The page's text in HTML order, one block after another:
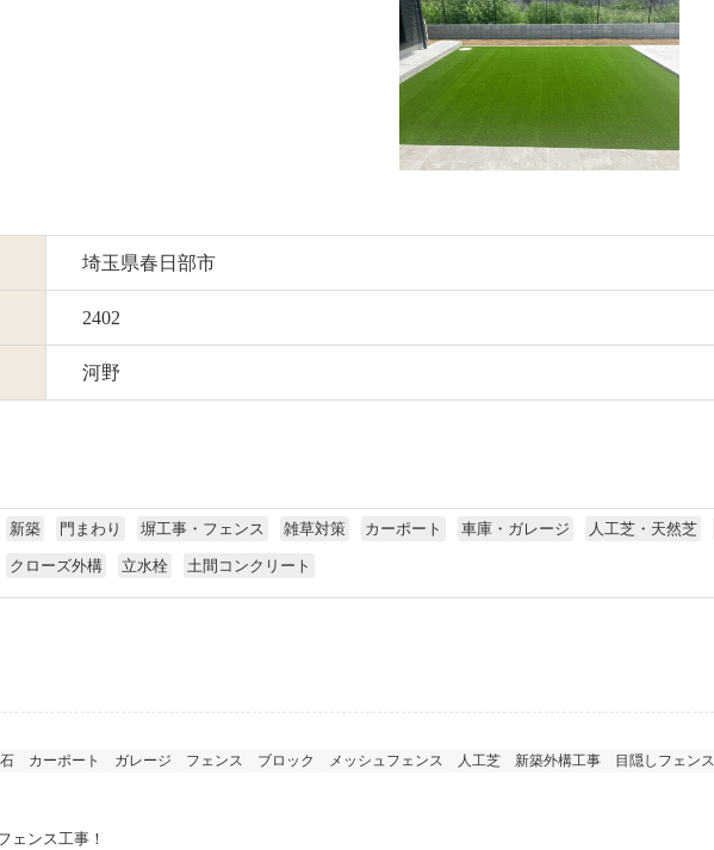
埼玉県春日部市
2402
河野
新築 門まわり 塀工事・フェンス 雑草対策 カーポート 車庫・ガレージ 人工芝・天然芝
クローズ外構 立水栓 土間コンクリート
カーポート ガレージ フェンス ブロック メッシュフェンス 人工芝 新築外構工事 目隠しフェンス
ンス工事！